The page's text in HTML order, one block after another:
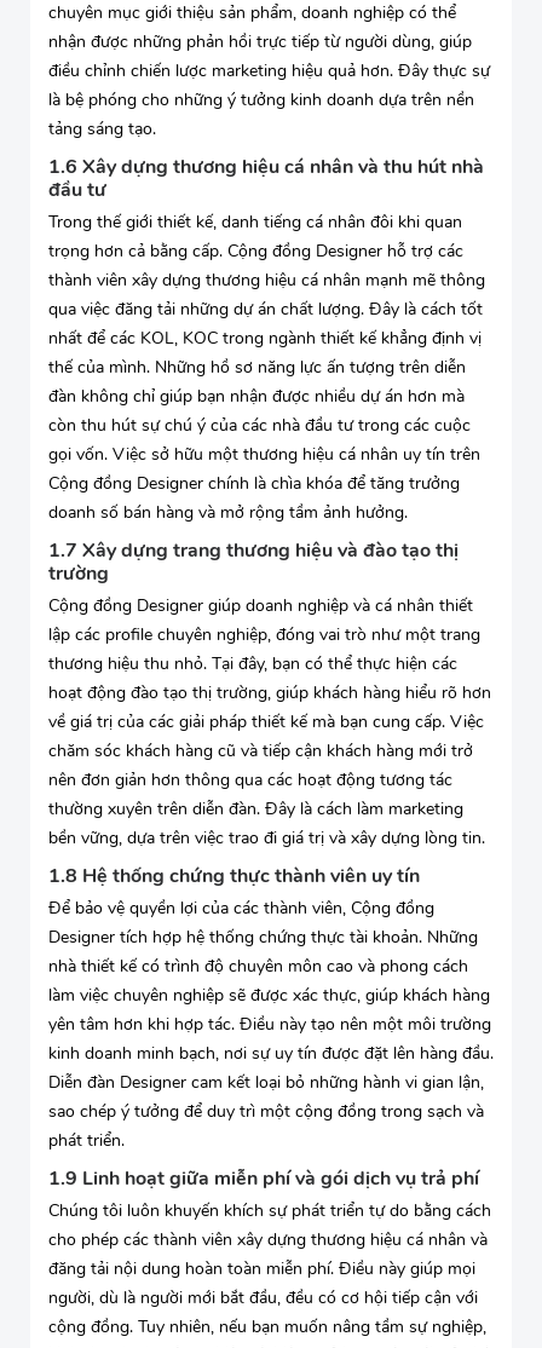
chuyên mục giới thiệu sản phẩm, doanh nghiệp có thể
nhận được những phản hồi trực tiếp từ người dùng, giúp
điều chỉnh chiến lược marketing hiệu quả hơn. Đây thực sự
là bệ phóng cho những ý tưởng kinh doanh dựa trên nền
tảng sáng tạo.
1.6 Xây dựng thương hiệu cá nhân và thu hút nhà
đầu tư
Trong thế giới thiết kế, danh tiếng cá nhân đôi khi quan
trọng hơn cả bằng cấp. Cộng đồng Designer hỗ trợ các
thành viên xây dựng thương hiệu cá nhân mạnh mẽ thông
qua việc đăng tải những dự án chất lượng. Đây là cách tốt
nhất để các KOL, KOC trong ngành thiết kế khẳng định vị
thế của mình. Những hồ sơ năng lực ấn tượng trên diễn
đàn không chỉ giúp bạn nhận được nhiều dự án hơn mà
còn thu hút sự chú ý của các nhà đầu tư trong các cuộc
gọi vốn. Việc sở hữu một thương hiệu cá nhân uy tín trên
Cộng đồng Designer chính là chìa khóa để tăng trưởng
doanh số bán hàng và mở rộng tầm ảnh hưởng.
1.7 Xây dựng trang thương hiệu và đào tạo thị
trường
Cộng đồng Designer giúp doanh nghiệp và cá nhân thiết
lập các profile chuyên nghiệp, đóng vai trò như một trang
thương hiệu thu nhỏ. Tại đây, bạn có thể thực hiện các
hoạt động đào tạo thị trường, giúp khách hàng hiểu rõ hơn
về giá trị của các giải pháp thiết kế mà bạn cung cấp. Việc
chăm sóc khách hàng cũ và tiếp cận khách hàng mới trở
nên đơn giản hơn thông qua các hoạt động tương tác
thường xuyên trên diễn đàn. Đây là cách làm marketing
bền vững, dựa trên việc trao đi giá trị và xây dựng lòng tin.
1.8 Hệ thống chứng thực thành viên uy tín
Để bảo vệ quyền lợi của các thành viên, Cộng đồng
Designer tích hợp hệ thống chứng thực tài khoản. Những
nhà thiết kế có trình độ chuyên môn cao và phong cách
làm việc chuyên nghiệp sẽ được xác thực, giúp khách hàng
yên tâm hơn khi hợp tác. Điều này tạo nên một môi trường
kinh doanh minh bạch, nơi sự uy tín được đặt lên hàng đầu.
Diễn đàn Designer cam kết loại bỏ những hành vi gian lận,
sao chép ý tưởng để duy trì một cộng đồng trong sạch và
phát triển.
1.9 Linh hoạt giữa miễn phí và gói dịch vụ trả phí
Chúng tôi luôn khuyến khích sự phát triển tự do bằng cách
cho phép các thành viên xây dựng thương hiệu cá nhân và
đăng tải nội dung hoàn toàn miễn phí. Điều này giúp mọi
người, dù là người mới bắt đầu, đều có cơ hội tiếp cận với
cộng đồng. Tuy nhiên, nếu bạn muốn nâng tầm sự nghiệp,